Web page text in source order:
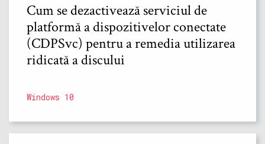
Cum se dezactivează serviciul de
platformă a dispozitivelor conectate
(CDPSvc) pentru a remedia utilizarea
ridicată a discului
Windows 10